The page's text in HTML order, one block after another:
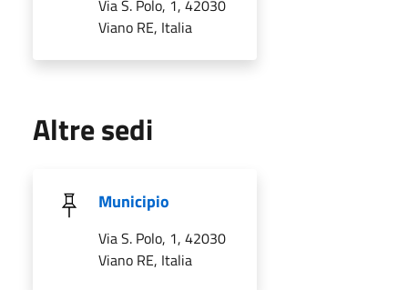
Via S. Polo, 1, 42030
Viano RE, Italia
Altre sedi
Municipio
Via S. Polo, 1, 42030
Viano RE, Italia